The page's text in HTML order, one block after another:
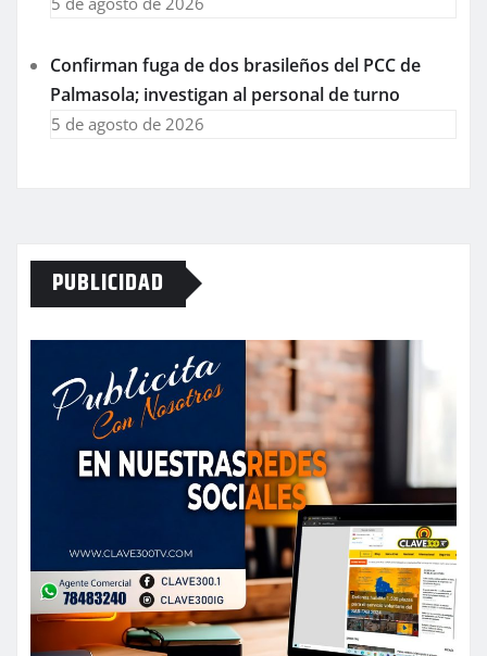
Confirman fuga de dos brasileños del PCC de
Palmasola; investigan al personal de turno
5 de agosto de 2026
PUBLICIDAD